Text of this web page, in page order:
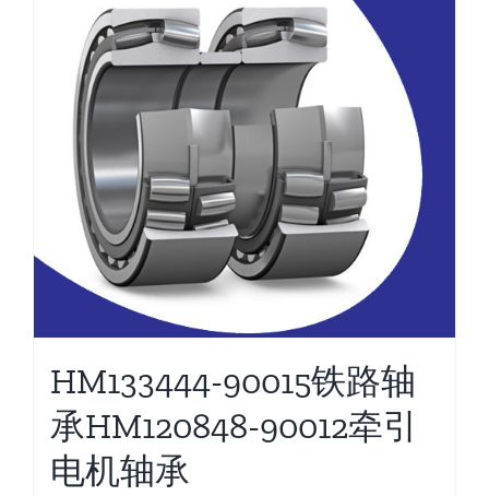
HM133444-90015铁路轴
承HM120848-90012牵引
电机轴承